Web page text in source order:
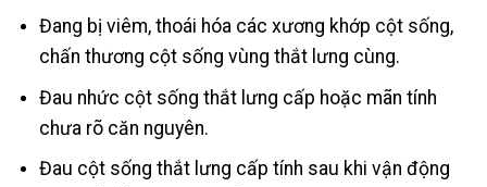
Đang bị viêm, thoái hóa các xương khớp cột sống,
chấn thương cột sống vùng thắt lưng cùng.
Đau nhức cột sống thắt lưng cấp hoặc mãn tính
chưa rõ căn nguyên.
Đau cột sống thắt lưng cấp tính sau khi vận động